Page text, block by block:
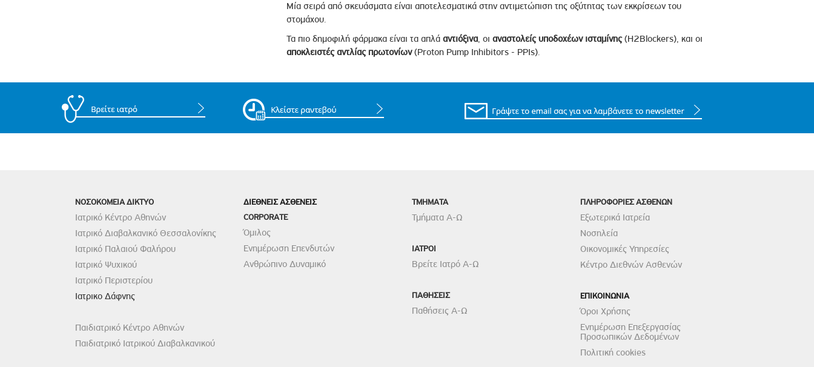
Μία σειρά από σκευάσματα είναι αποτελεσματικά στην αντιμετώπιση της οξύτητας των εκκρίσεων του
στομάχου.
Τα πιο δημοφιλή φάρμακα είναι τα απλά αντιόξινα, οι αναστολείς υποδοχέων ισταμίνης(H2Blockers), και οι
αποκλειστές αντλίας πρωτονίων(Proton Pump Inhibitors - PPIs).
ΝΟΣΟΚΟΜΕΙΑ ΔΙΚΤΥΟ
Ιατρικό Κέντρο Αθηνών
Ιατρικό Διαβαλκανικό Θεσσαλονίκης
Ιατρικό Παλαιού Φαλήρου
Ιατρικό Ψυχικού
Ιατρικό Περιστερίου
Ιατρικο Δάφνης
Παιδιατρικό Κέντρο Αθηνών
Παιδιατρικό Ιατρικού Διαβαλκανικού
ΔΙΕΘΝΕΙΣ ΑΣΘΕΝΕΙΣ
CORPORATE
Όμιλος
Ενημέρωση Επενδυτών
Ανθρώπινο Δυναμικό
TMHMATA
Τμήματα Α-Ω
ΙΑΤΡΟΙ
Βρείτε Ιατρό Α-Ω
ΠΑΘΗΣΕΙΣ
Παθήσεις Α-Ω
ΠΛΗΡΟΦΟΡΙΕΣ ΑΣΘΕΝΩΝ
Εξωτερικά Ιατρεία
Νοσηλεία
Οικονομικές Υπηρεσίες
Κέντρο Διεθνών Ασθενών
ΕΠΙΚΟΙΝΩΝΙΑ
Όροι Χρήσης
Ενημέρωση Επεξεργασίας
Προσωπικών Δεδομένων
Πολιτική cookies